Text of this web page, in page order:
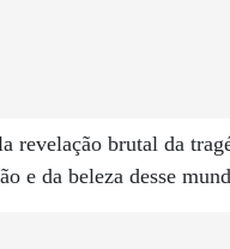
revelação brutal da
e da beleza desse